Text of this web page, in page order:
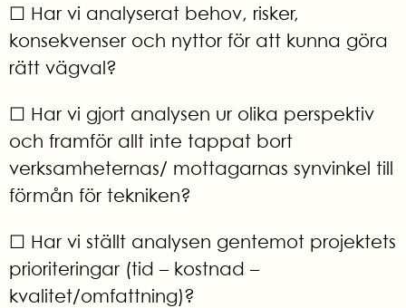
☐ Har vi analyserat behov, risker,
konsekvenser och nyttor för att kunna göra
rätt vägval?
☐ Har vi gjort analysen ur olika perspektiv
och framför allt inte tappat bort
verksamheternas/ mottagarnas synvinkel till
förmån för tekniken?
☐ Har vi ställt analysen gentemot projektets
prioriteringar (tid – kostnad –
kvalitet/omfattning)?